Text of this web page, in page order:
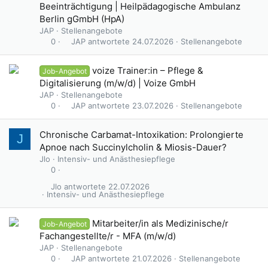
Beeinträchtigung | Heilpädagogische Ambulanz
Berlin gGmbH (HpA)
JAP
Stellenangebote
0
Stellenangebote
24.07.2026
JAP
Job-Angebot
voize Trainer:in – Pflege &
Digitalisierung (m/w/d) | Voize GmbH
JAP
Stellenangebote
0
Stellenangebote
23.07.2026
JAP
J
Chronische Carbamat-Intoxikation: Prolongierte
Apnoe nach Succinylcholin & Miosis-Dauer?
Jlo
Intensiv- und Anästhesiepflege
0
Intensiv- und Anästhesiepflege
22.07.2026
Jlo
Job-Angebot
Mitarbeiter/in als Medizinische/r
Fachangestellte/r - MFA (m/w/d)
JAP
Stellenangebote
0
Stellenangebote
21.07.2026
JAP